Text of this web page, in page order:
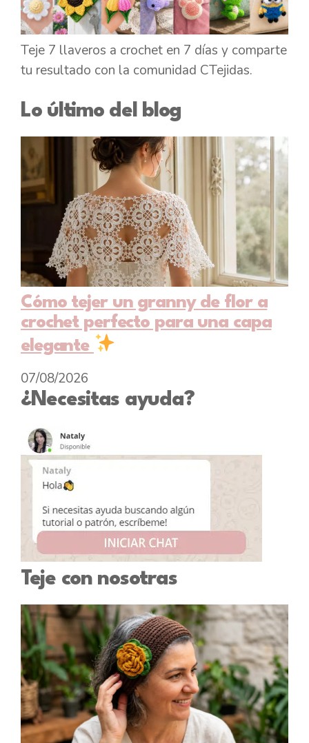
Teje 7 llaveros a crochet en 7 días y comparte
tu resultado con la comunidad CTejidas.
Lo último del blog
Cómo tejer un granny de flor a
crochet perfecto para una capa
elegante
07/08/2026
¿Necesitas ayuda?
Teje con nosotras